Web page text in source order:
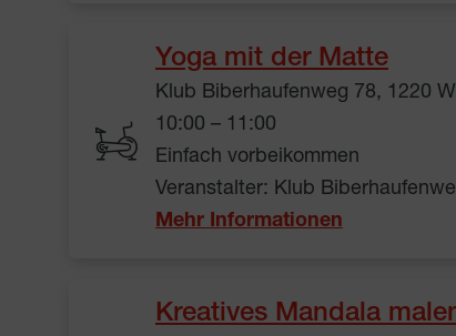
Yoga mit der Matte
Klub Biberhaufenweg 78, 1220
10:00 – 11:00
Einfach vorbeikommen
Veranstalter: Klub
Mehr Informationen
Kreatives Mandala